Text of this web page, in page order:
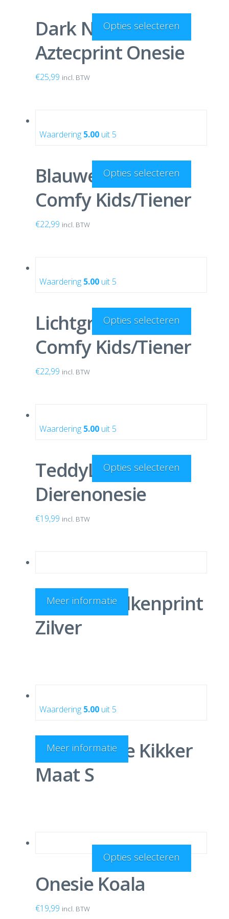
Dark Navy
Aztecprint Onesie
€25,99 incl. BTW
Opties selecteren
Waardering 5.00 uit 5
Blauwe Onesie
Comfy Kids/Tiener
€22,99 incl. BTW
Opties selecteren
Waardering 5.00 uit 5
Lichtgrijze Onesie
Comfy Kids/Tiener
€22,99 incl. BTW
Opties selecteren
Waardering 5.00 uit 5
TeddyLuipaard
Dierenonesie
€19,99 incl. BTW
Opties selecteren
Onesie Wolkenprint
Zilver
Meer informatie
Waardering 5.00 uit 5
Kigu Onesie Kikker
Maat S
Meer informatie
Onesie Koala
€19,99 incl. BTW
Opties selecteren